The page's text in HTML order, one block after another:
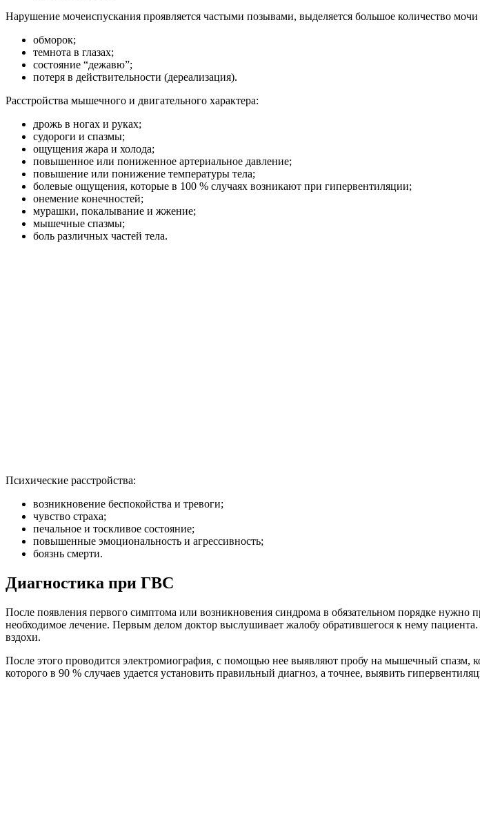
Нарушение мочеиспускания проявляется частыми позывами, выделяется большое количество
обморок;
темнота в глазах;
состояние “дежавю”;
потеря в действительности (дереализация).
Расстройства мышечного и двигательного характера:
дрожь в ногах и руках;
судороги и спазмы;
ощущения жара и холода;
повышенное или пониженное артериальное давление;
повышение или понижение температуры тела;
болевые ощущения, которые в 100 % случаях возникают при гипервентиляции;
онемение конечностей;
мурашки, покалывание и жжение;
мышечные спазмы;
боль различных частей тела.
Психические расстройства:
возникновение беспокойства и тревоги;
чувство страха;
печальное и тоскливое состояние;
повышенные эмоциональность и агрессивность;
боязнь смерти.
Диагностика при ГВС
После появления первого симптома или возникновения синдрома в обязательном порядке нужно
необходимое лечение. Первым делом доктор выслушивает жалобу обратившегося к нему
вздохи.
После этого проводится электромиография, с помощью нее выявляют пробу на мышечный
которого в 90 % случаев удается установить правильный диагноз, а точнее, выявить